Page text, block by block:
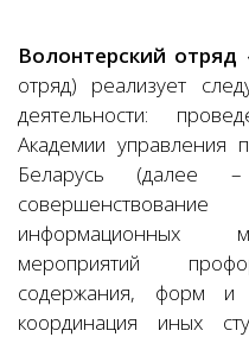
Волонтерский
отряд) реализует
деятельности:
Академии управления
Беларусь (далее –
информационных
мероприятий
содержания, форм и
координация иных